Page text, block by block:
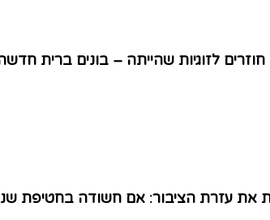
לזוגיות שהייתה – בונים ברית
עזרת הציבור: אם חשודה בחטיפת שני